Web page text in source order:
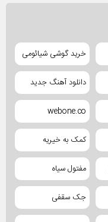
خرید گوشی شیائومی
دانلود آهنگ جدید
webone.co
کمک به خیریه
مفتول سیاه
جک سقفی